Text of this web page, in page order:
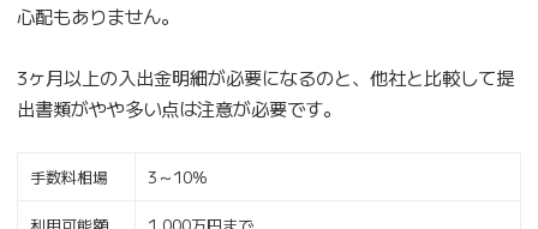
心配もありません。
3ヶ月以上の入出金明細が必要になるのと、他社と比較して提
出書類がやや多い点は注意が必要です。
手数料相場 3～10%